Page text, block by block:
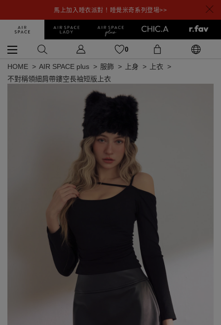
馬上加入睡衣派對！睡覺米奇系列登場>>
0
HOME AIR SPACE plus 服飾 上身
上衣
不對稱領細肩帶鏤空長袖短版上衣